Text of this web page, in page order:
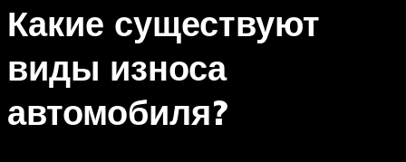
Какие существуют
виды износа
автомобиля?